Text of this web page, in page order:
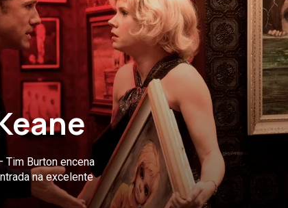
Burton encena
na excelente